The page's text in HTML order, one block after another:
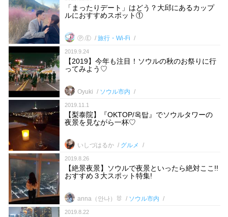
「まったりデート」はどう？大邱にあるカップ
ルにおすすめスポット①
Ⓟ.Ⓔ 旅行・Wi-Fi
2019.9.24
【2019】今年も注目！ソウルの秋のお祭りに行
ってみよう♡
Oyuki ソウル市内
2019.11.1
【梨泰院】『OKTOP/옥탑』でソウルタワーの
夜景を見ながら一杯♡
いしづはるか グルメ
2019.8.26
【絶景夜景】ソウルで夜景といったら絶対ここ!!
おすすめ３大スポット特集!
anna（안나）🐰 ソウル市内
2019.8.22